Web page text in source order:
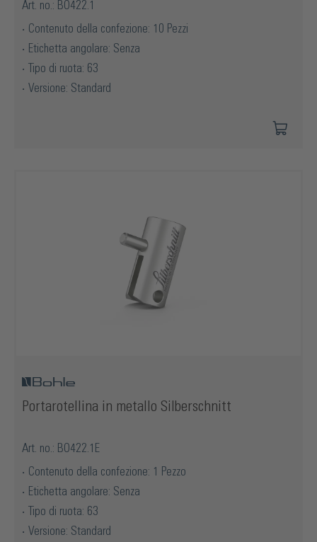
Art. no.: BO422.1
Contenuto della confezione: 10 Pezzi
Etichetta angolare: Senza
Tipo di ruota: 63
Versione: Standard
Portarotellina in metallo Silberschnitt
Art. no.: BO422.1E
Contenuto della confezione: 1 Pezzo
Etichetta angolare: Senza
Tipo di ruota: 63
Versione: Standard